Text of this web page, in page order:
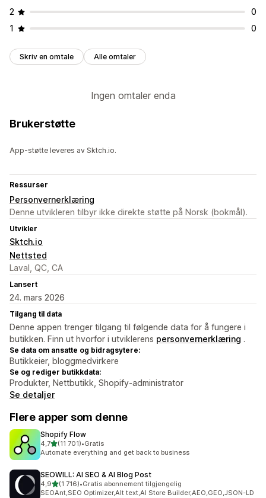
2
0
1
0
Skriv en omtale Alle omtaler
Ingen omtaler enda
Brukerstøtte
App-støtte leveres av Sktch.io.
Ressurser
Personvernerklæring
Denne utvikleren tilbyr ikke direkte støtte på Norsk (bokmål).
Utvikler
Sktch.io
Nettsted
Laval, QC, CA
Lansert
24. mars 2026
Tilgang til data
Denne appen trenger tilgang til følgende data for å fungere i
butikken. Finn ut hvorfor i utviklerens personvernerklæring .
Se data om ansatte og bidragsytere:
Butikkeier, bloggmedvirkere
Se og rediger butikkdata:
Produkter, Nettbutikk, Shopify-administrator
Se detaljer
Flere apper som denne
Shopify Flow
4,7av 5 stjerner
(11 701)
Totalt 11701 omtaler
•Gratis
Automate everything and get back to business
SEOWILL: AI SEO & AI Blog Post
4,9av 5 stjerner
(1 716)
Totalt 1716 omtaler
•Gratis abonnement tilgjengelig
SEOAnt,SEO Optimizer,Alt text,AI Store Builder,AEO,GEO,JSON-LD